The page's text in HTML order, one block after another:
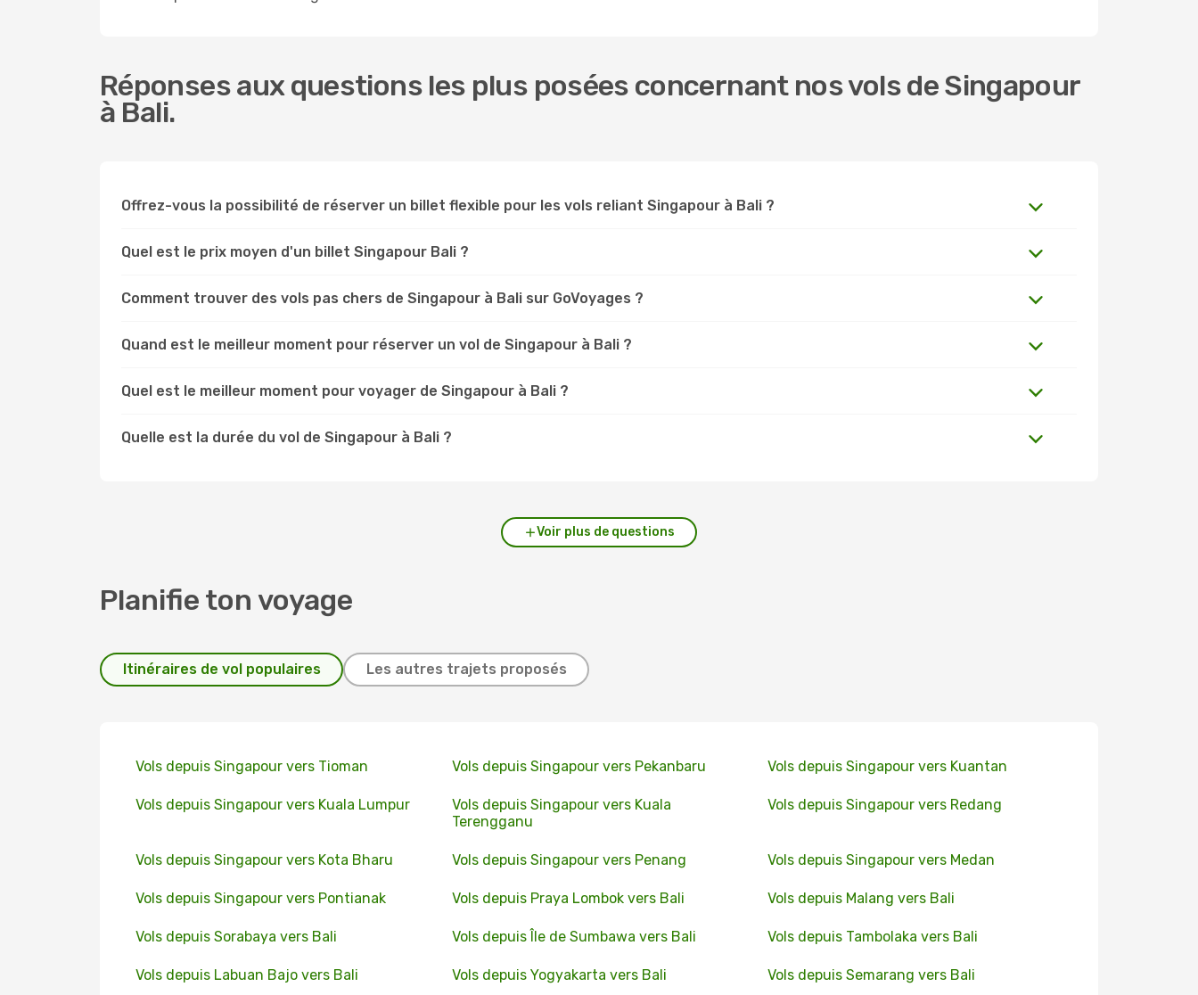
Réponses aux questions les plus posées concernant nos vols de Singapour
à Bali.
Offrez-vous la possibilité de réserver un billet flexible pour les vols reliant Singapour à Bali ?
Quel est le prix moyen d'un billet Singapour Bali ?
Comment trouver des vols pas chers de Singapour à Bali sur GoVoyages ?
Quand est le meilleur moment pour réserver un vol de Singapour à Bali ?
Quel est le meilleur moment pour voyager de Singapour à Bali ?
Quelle est la durée du vol de Singapour à Bali ?
Voir plus de questions
Planifie ton voyage
Itinéraires de vol populaires Les autres trajets proposés
Vols depuis Singapour vers Tioman Vols depuis Singapour vers Pekanbaru Vols depuis Singapour vers Kuantan
Vols depuis Singapour vers Kuala Lumpur
Vols depuis Singapour vers Kuala
Terengganu
Vols depuis Singapour vers Redang
Vols depuis Singapour vers Kota Bharu Vols depuis Singapour vers Penang Vols depuis Singapour vers Medan
Vols depuis Singapour vers Pontianak Vols depuis Praya Lombok vers Bali Vols depuis Malang vers Bali
Vols depuis Sorabaya vers Bali Vols depuis Île de Sumbawa vers Bali Vols depuis Tambolaka vers Bali
Vols depuis Labuan Bajo vers Bali Vols depuis Yogyakarta vers Bali Vols depuis Semarang vers Bali